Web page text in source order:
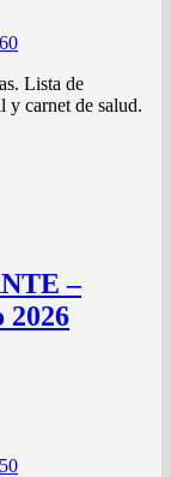
0
Lista de
y carnet de salud.
–
2026
0